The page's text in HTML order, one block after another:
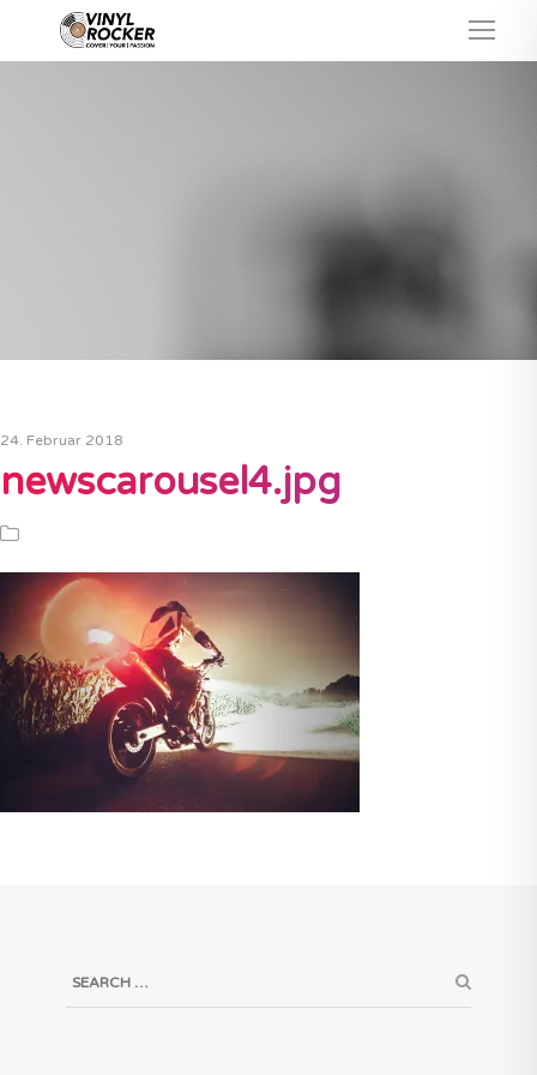
24. Februar 2018
newscarousel4.jpg